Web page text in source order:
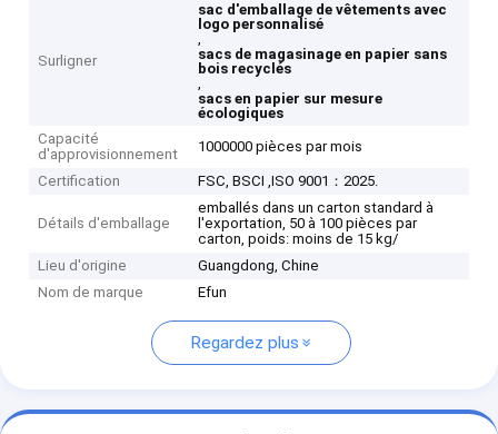
Surligner
sac d'emballage de vêtements avec
logo personnalisé
,
sacs de magasinage en papier sans
bois recyclés
,
sacs en papier sur mesure
écologiques
Capacité
d'approvisionnement
1000000 pièces par mois
Certification FSC, BSCI ,ISO 9001：2025.
Détails d'emballage
emballés dans un carton standard à
l'exportation, 50 à 100 pièces par
carton, poids: moins de 15 kg/
Lieu d'origine
Guangdong, Chine
Nom de marque
Efun
Regardez plus